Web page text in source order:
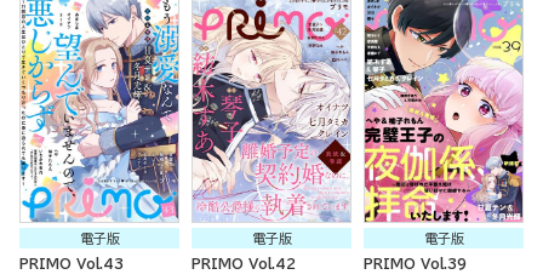
電子版
PRIMO Vol.43
電子版
PRIMO Vol.42
電子版
PRIMO Vol.39